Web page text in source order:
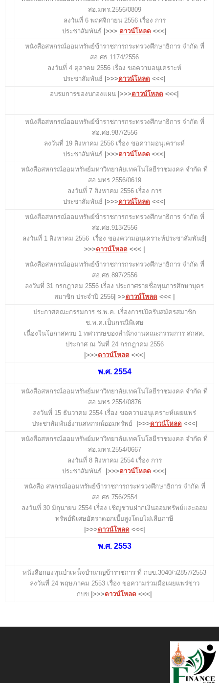
สอ.มทร.2556/0809
ลงวันที่ 6 พฤศจิกายน 2556 เรื่อง การ
ประชาสัมพันธ์ |>>> ดาวน์โหลด <<<|
หนังสือสหกรณ์ออมทรัพย์ข้าราชการกระทรวงศึกษาธิการ จำกัด ที่
สอ.ศธ.1174/2556
ลงวันที่ 4 ตุลาคม 2556 เรื่อง ขอความอนุเคราะห์
ประชาสัมพันธ์ |>>>ดาวน์โหลด <<<|
อบรมการของบกองแผน |>>>ดาวน์โหลด <<<|
หนังสือสหกรณ์ออมทรัพย์ข้าราชการกระทรวงศึกษาธิการ จำกัด ที่
สอ.ศธ.987/2556
ลงวันที่ 19 สิงหาคม 2556 เรื่อง ขอความอนุเคราะห์
ประชาสัมพันธ์ |>>>ดาวน์โหลด <<<|
หนังสือสหกรณ์ออมทรัพย์มหาวิทยาลัยเทคโนโลยีราชมงคล จำกัด ที่
สอ.มทร.2556/0619
ลงวันที่ 7 สิงหาคม 2556 เรื่อง การ
ประชาสัมพันธ์ |>>>ดาวน์โหลด <<<|
หนังสือสหกรณ์ออมทรัพย์ข้าราชการกระทรวงศึกษาธิการ จำกัด ที่
สอ.ศธ.913/2556
ลงวันที่ 1 สิงหาคม 2556 เรื่อง ของความอนุเคราะห์ประชาสัมพันธ์
>>>ดาวน์โหลด<<< |
หนังสือสหกรณ์ออมทรัพย์ข้าราชการกระทรวงศึกษาธิการ จำกัด ที่
สอ.ศธ.897/2556
ลงวันที่ 31 กรกฎาคม 2556 เรื่อง ประกาศรายชื่อทุนการศึกษาบุตร
สมาชิก ประจำปี 2556| >>ดาวน์โหลด<<< |
ประกาศคณะกรรมการ ช.พ.ค. เรื่องการเปิดรับสมัครสมาชิก
ช.พ.ค.เป็นกรณีพิเศษ
เนื่องในโอกาสครบ 1 ทศวรรษของสำนักงานคณะกรรมการ สกสค.
ประกาศ ณ วันที่ 24 กรกฎาคม 2556
|>>>ดาวน์โหลด<<<|
พ.ศ. 2554
หนังสือสหกรณ์ออมทรัพย์มหาวิทยาลัยเทคโนโลยีราชมงคล จำกัด ที่
สอ.มทร.2554/0876
ลงวันที่ 15 ธันวาคม 2554 เรื่อง ขอความอนุเคราะห์เผยแพร่
ประชาสัมพันธ์งานสหกรณ์ออมทรัพย์
|>>>ดาวน์โหลด<<<|
หนังสือสหกรณ์ออมทรัพย์มหาวิทยาลัยเทคโนโลยีราชมงคล จำกัด ที่
สอ.มทร.2554/0667
ลงวันที่ 8 สิงหาคม 2554 เรื่อง การ
ประชาสัมพันธ์
|>>>ดาวน์โหลด <<<|
หนังสือ สหกรณ์ออมทรัพย์ข้าราชการกระทรวงศึกษาธิการ จำกัด ที่
สอ.ศธ 756/2554
ลงวันที่ 30 มิถุนายน 2554 เรื่อง เชิญชวนฝากเงินออมทรัพย์และออม
ทรัพย์พิเศษอัตราดอกเบี้ยสูงโดยไม่เสียภาษี
|>>>ดาวน์โหลด<<<|
พ.ศ. 2553
หนังสือกองทุนบำเหน็จบำนาญข้าราชการ ที่ กบข.3040/ว2857/2553
ลงวันที่ 24 พฤษภาคม 2553 เรื่อง ขอความร่วมมือเผยแพร่ข่าว
กบข. |>>>ดาวน์โหลด <<<|